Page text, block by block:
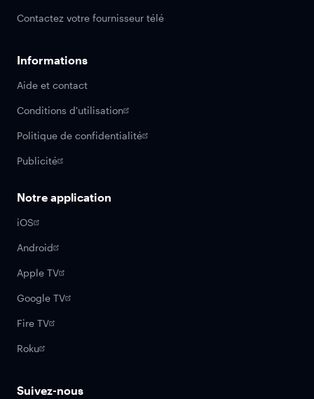
Contactez votre fournisseur télé
Informations
Aide et contact
Conditions d'utilisation
Politique de confidentialité
Publicité
Notre application
iOS
Android
Apple TV
Google TV
Fire TV
Roku
Suivez-nous